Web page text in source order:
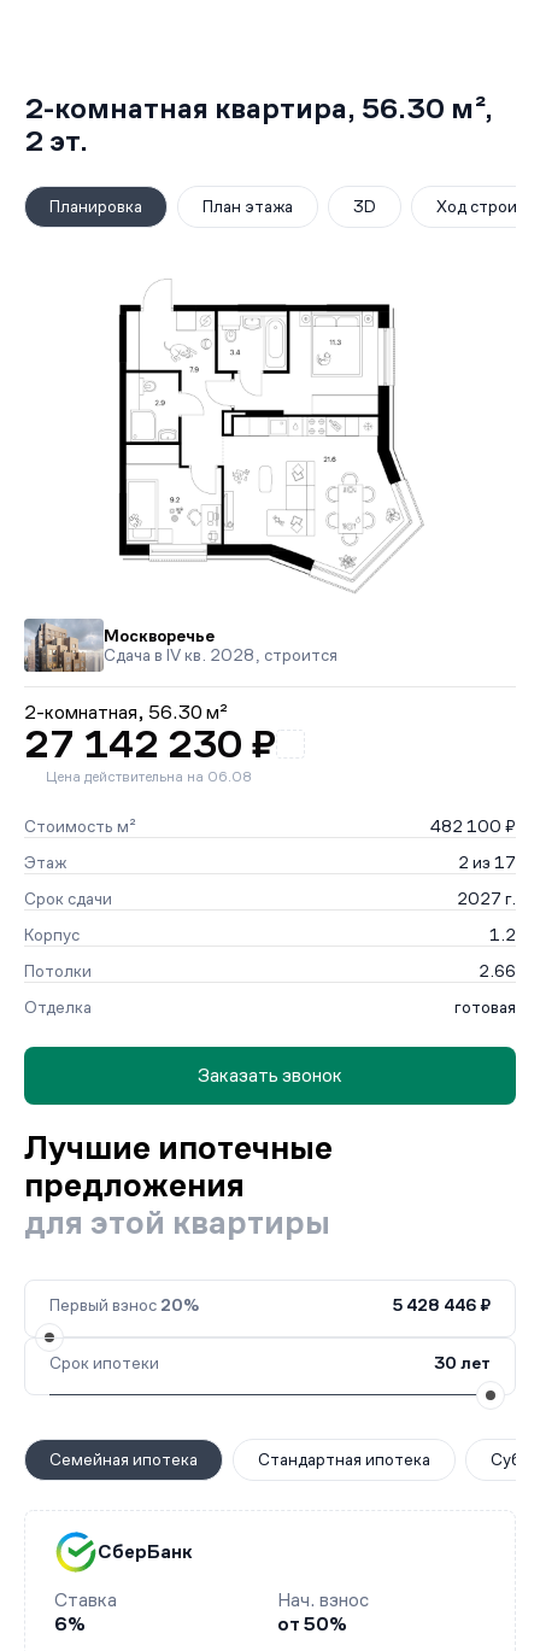
2-комнатная квартира, 56.30 м²,
2 эт.
Планировка План этажа 3D Ход
Москворечье
Сдача в IV кв. 2028, строится
2-комнатная, 56.30 м²
27 142 230 ₽
Цена действительна на 06.08
Стоимость м²
482 100 ₽
Этаж
2 из 17
Срок сдачи
2027 г.
Корпус
1.2
Потолки
2.66
Отделка
готовая
Заказать звонок
Лучшие ипотечные
предложения
для этой квартиры
Первый взнос 20% 5 428 446 ₽
Срок ипотеки 30 лет
Семейная ипотека Стандартная ипотека
СберБанк
Ставка
6%
Нач. взнос
от 50%